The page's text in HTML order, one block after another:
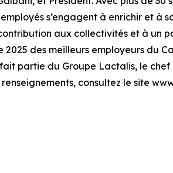
s’engagent à enrichir et à
aux collectivités et à un
des meilleurs employeurs du
partie du Groupe Lactalis, le
consultez le site